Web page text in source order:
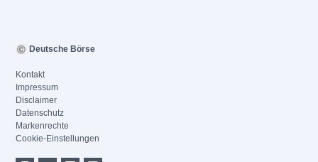
Deutsche Börse
Kontakt
Impressum
Disclaimer
Datenschutz
Markenrechte
Cookie-Einstellungen